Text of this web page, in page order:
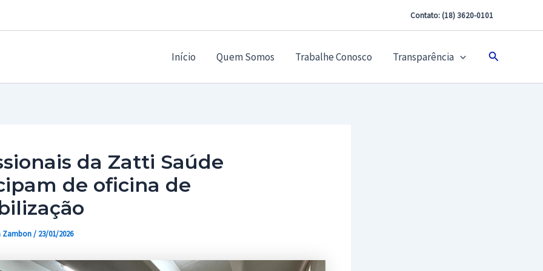
Contato: (18) 3620-0101
Início Quem Somos Trabalhe Conosco Transparência Pesquisar
da Zatti Saúde
de oficina de
Zambon/ 23/01/2026